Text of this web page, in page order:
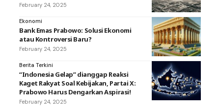
February 24, 2025
Ekonomi
Bank Emas Prabowo: Solusi Ekonomi
atau Kontroversi Baru?
February 24, 2025
Berita Terkini
“Indonesia Gelap” dianggap Reaksi
Kaget Rakyat Soal Kebijakan, Partai X:
Prabowo Harus Dengarkan Aspirasi!
February 24, 2025